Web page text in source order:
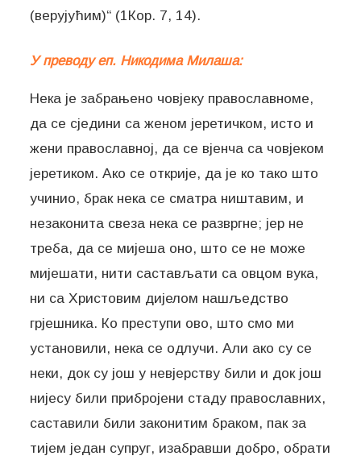
(верујућим)“ (1Кор. 7, 14).
У преводу еп. Никодима Милаша:
Нека је забрањено човјеку православноме,
да се cjeдини са женом јеретичком, исто и
жени православној, да се вјенча са човјеком
јеретиком. Ако се открије, да је ко тако што
учинио, брак нека се сматра ништавим, и
незаконита свеза нека се развргне; јер не
треба, да се мијеша оно, што се не може
мијешати, нити састављати са овцом вука,
ни са Христовим дијелом нашљедство
грјешника. Ко преступи ово, што смо ми
установили, нека се одлучи. Али ако су се
неки, док су још у невјерству били и док још
нијесу били прибројени стаду православних,
саставили били законитим браком, пак за
тијем један супруг, изабравши добро, обрати